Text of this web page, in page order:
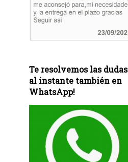
Te resolvemos las dudas
al instante también en
WhatsApp!